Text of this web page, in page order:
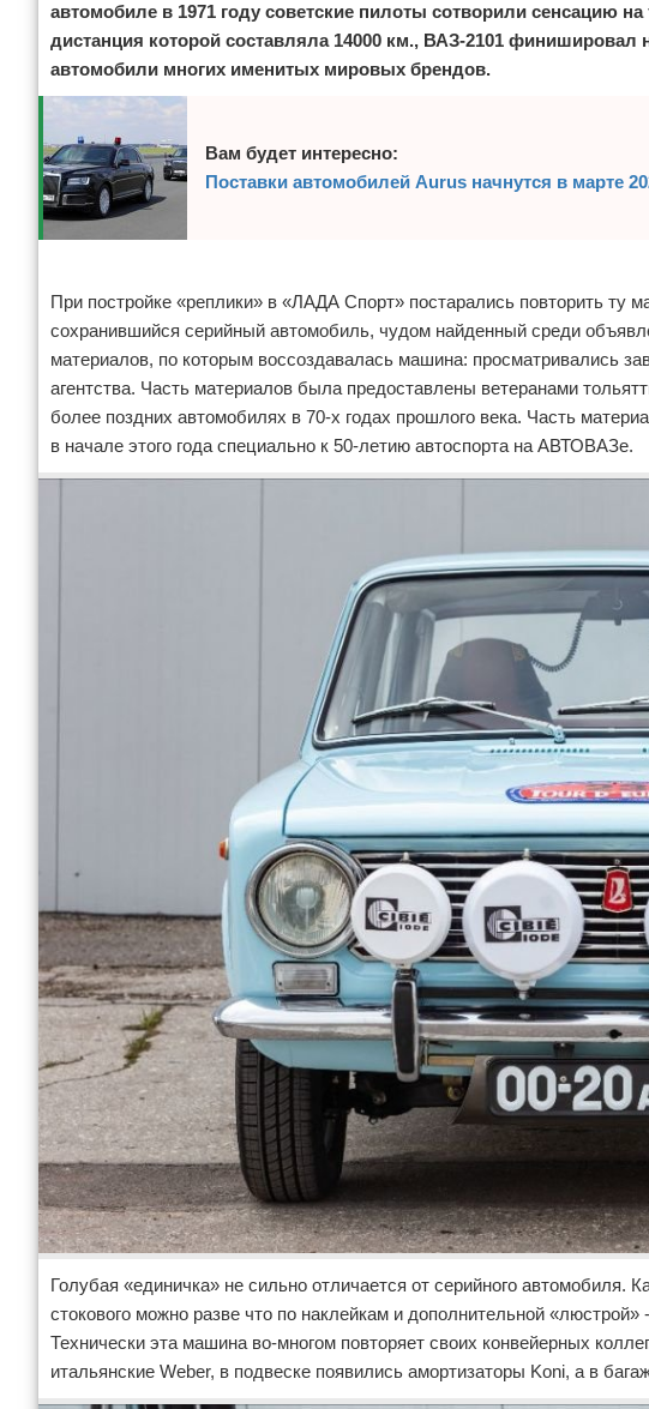
автомобиле в 1971 году советские пилоты сотворили сенсацию
дистанция которой составляла 14000 км., ВАЗ-2101 финишировал
автомобили многих именитых мировых брендов.
Вам будет интересно:
Поставки автомобилей Aurus начнутся в марте
При постройке «реплики» в «ЛАДА Спорт» постарались повторить
сохранившийся серийный автомобиль, чудом найденный среди
материалов, по которым воссоздавалась машина: просматривались
агентства. Часть материалов была предоставлены ветеранами
более поздних автомобилях в 70-х годах прошлого века. Часть
в начале этого года специально к 50-летию автоспорта на АВТОВАЗе.
Голубая «единичка» не сильно отличается от серийного автомобиля.
стокового можно разве что по наклейкам и дополнительной
Технически эта машина во-многом повторяет своих конвейерных
итальянские Weber, в подвеске появились амортизаторы Koni, а в